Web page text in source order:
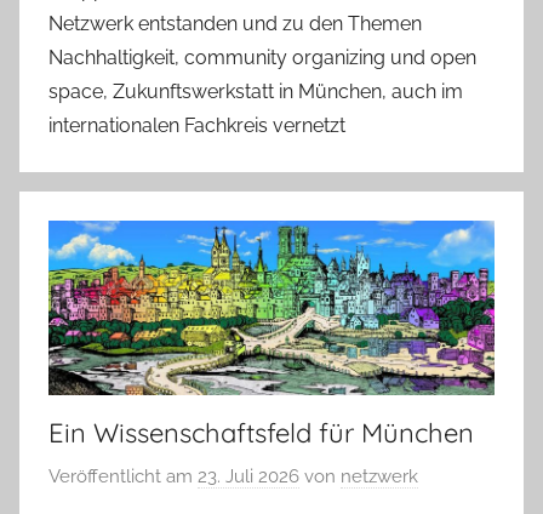
Netzwerk entstanden und zu den Themen
Nachhaltigkeit, community organizing und open
space, Zukunftswerkstatt in München, auch im
internationalen Fachkreis vernetzt
Ein Wissenschaftsfeld für München
Veröffentlicht am 23. Juli 2026 von netzwerk